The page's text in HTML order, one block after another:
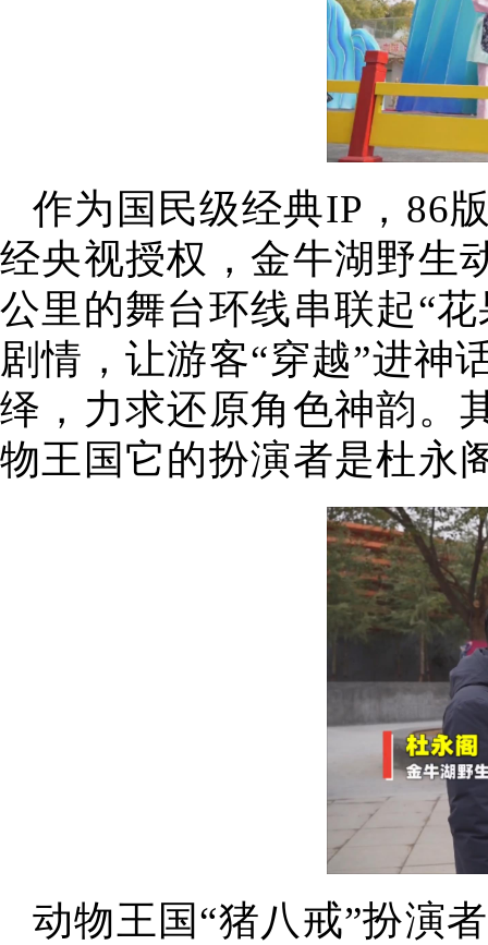
作为国民级经典IP，86
经央视授权，金牛湖野生
公里的舞台环线串联起“
剧情，让游客“穿越”进神
绎，力求还原角色神韵。
物王国它的扮演者是杜永
动物王国“猪八戒”扮演